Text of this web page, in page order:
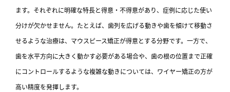
ます。それぞれに明確な特長と得意・不得意があり、症例に応じた使い
分けが欠かせません。たとえば、歯列を広げる動きや歯を傾けて移動さ
せるような治療は、マウスピース矯正が得意とする分野です。一方で、
歯を水平方向に大きく動かす必要がある場合や、歯の根の位置まで正確
にコントロールするような複雑な動きについては、ワイヤー矯正の方が
高い精度を発揮します。